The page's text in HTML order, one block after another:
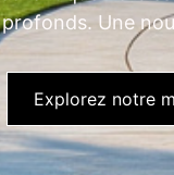
Une
Explorez notre